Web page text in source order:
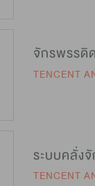
จักรพรรดิ
TENCENT
ระบบคลั่ง
TENCENT